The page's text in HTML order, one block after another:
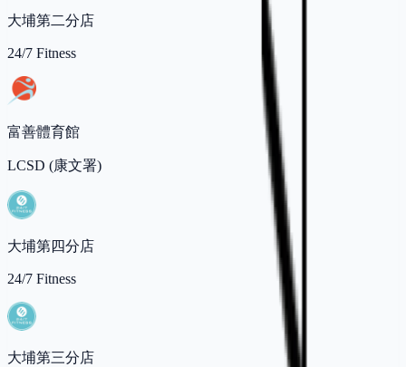
大埔第二分店
24/7 Fitness
富善體育館
LCSD (康文署)
大埔第四分店
24/7 Fitness
大埔第三分店